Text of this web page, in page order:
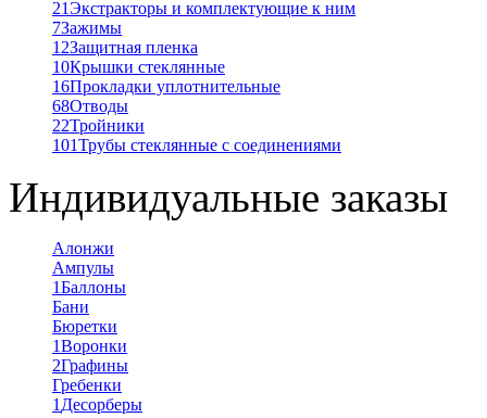
21Экстракторы и комплектующие к ним
7Зажимы
12Защитная пленка
10Крышки стеклянные
16Прокладки уплотнительные
68Отводы
22Тройники
101Трубы стеклянные с соединениями
Индивидуальные заказы
Алонжи
Ампулы
1Баллоны
Бани
Бюретки
1Воронки
2Графины
Гребенки
1 Десорберы